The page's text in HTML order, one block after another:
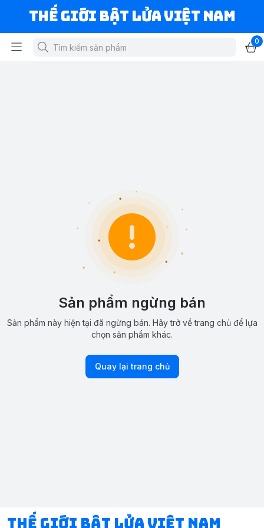
Thế Giới Bật Lửa Việt Nam
0
Sản phẩm ngừng bán
Sản phẩm này hiện tại đã ngừng bán. Hãy trở về trang chủ để lựa
chọn sản phẩm khác.
Quay lại trang chủ
Thế Giới Bật Lửa Việt Nam